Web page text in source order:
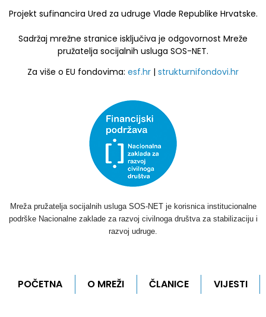
Projekt sufinancira Ured za udruge Vlade Republike Hrvatske.
Sadržaj mrežne stranice isključiva je odgovornost Mreže
pružatelja socijalnih usluga SOS-NET.
Za više o EU fondovima: esf.hr | strukturnifondovi.hr
Mreža pružatelja socijalnih usluga SOS-NET je korisnica institucionalne
podrške Nacionalne zaklade za razvoj civilnoga društva za stabilizaciju i
razvoj udruge.
POČETNA O MREŽI ČLANICE VIJESTI